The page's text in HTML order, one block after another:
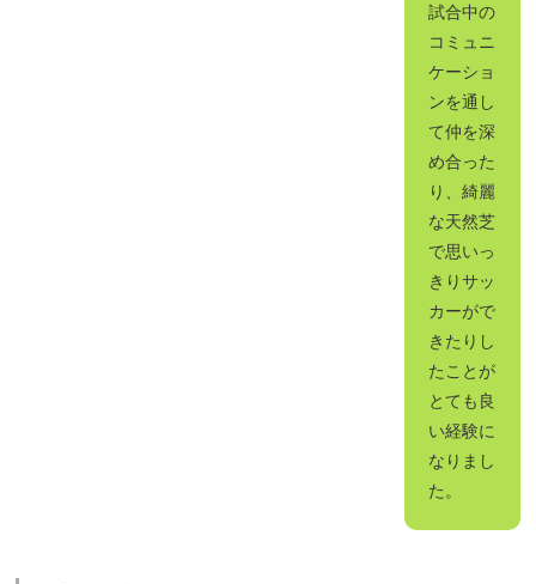
試合中の
コミュニ
ケーショ
ンを通し
て仲を深
め合った
り、綺麗
な天然芝
で思いっ
きりサッ
カーがで
きたりし
たことが
とても良
い経験に
なりまし
た。